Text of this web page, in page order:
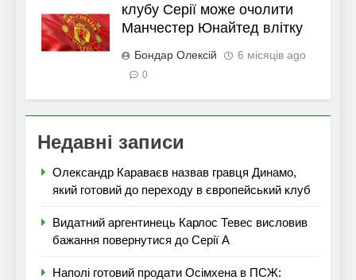
клубу Серії може очолити
Манчестер Юнайтед влітку
Бондар Олексій 6 місяців ago
0
Недавні записи
Олександр Караваєв назвав гравця Динамо,
який готовий до переходу в європейський клуб
Видатний аргентинець Карлос Тевес висловив
бажання повернутися до Серії А
Наполі готовий продати Осімхена в ПСЖ: